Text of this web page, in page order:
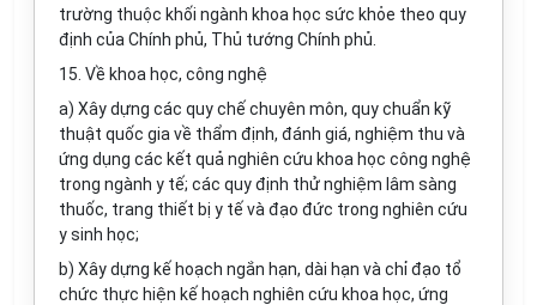
trường thuộc khối ngành khoa học sức khỏe theo quy
định của Chính phủ, Thủ tướng Chính phủ.
15. Về khoa học, công nghệ
a) Xây dựng các quy chế chuyên môn, quy chuẩn kỹ
thuật quốc gia về thẩm định, đánh giá, nghiệm thu và
ứng dụng các kết quả nghiên cứu khoa học công nghệ
trong ngành y tế; các quy định thử nghiệm lâm sàng
thuốc, trang thiết bị y tế và đạo đức trong nghiên cứu
y sinh học;
b) Xây dựng kế hoạch ngắn hạn, dài hạn và chỉ đạo tổ
chức thực hiện kế hoạch nghiên cứu khoa học, ứng